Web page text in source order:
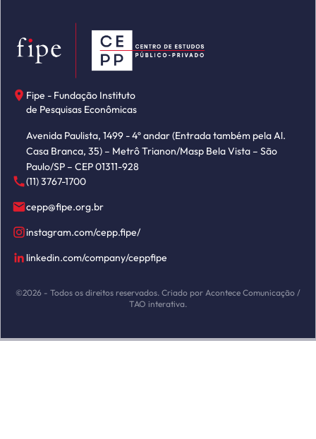
Fipe - Fundação Instituto
de Pesquisas Econômicas
Avenida Paulista, 1499 - 4º andar (Entrada também pela Al.
Casa Branca, 35) – Metrô Trianon/Masp Bela Vista – São
Paulo/SP – CEP 01311-928
(11) 3767-1700
cepp@fipe.org.br
instagram.com/cepp.fipe/
linkedin.com/company/ceppfipe
©2026 - Todos os direitos reservados. Criado por Acontece Comunicação /
TAO interativa.